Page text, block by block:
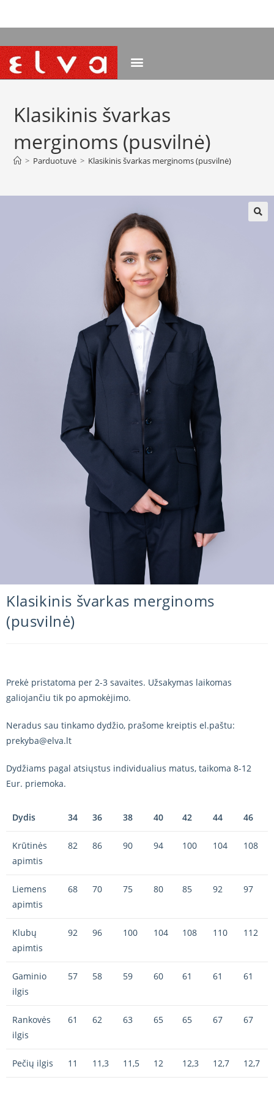
Klasikinis švarkas
merginoms (pusvilnė)
> Parduotuvė > Klasikinis švarkas merginoms (pusvilnė)
Klasikinis švarkas merginoms
(pusvilnė)
Prekė pristatoma per 2-3 savaites. Užsakymas laikomas
galiojančiu tik po apmokėjimo.
Neradus sau tinkamo dydžio, prašome kreiptis el.paštu:
prekyba@elva.lt
Dydžiams pagal atsiųstus individualius matus, taikoma 8-12
Eur. priemoka.
Dydis 34 36 38 40 42 44 46
Krūtinės
apimtis
82 86 90 94 100 104 108
Liemens
apimtis
68 70 75 80 85 92 97
Klubų
apimtis
92 96 100 104 108 110 112
Gaminio
ilgis
57 58 59 60 61 61 61
Rankovės
ilgis
61 62 63 65 65 67 67
Pečių ilgis 11 11,3 11,5 12 12,3 12,7 12,7